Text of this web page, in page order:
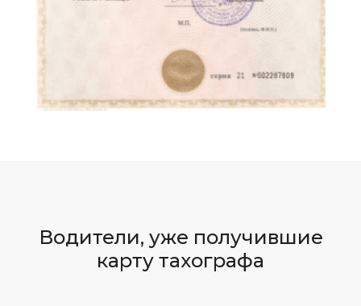
Водители, уже получившие
карту тахографа​​​​​​​